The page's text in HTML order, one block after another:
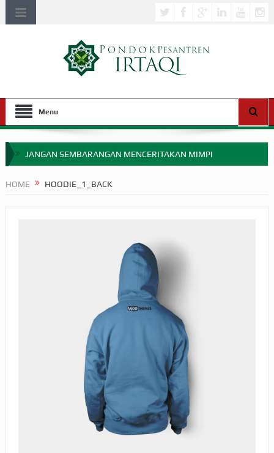
Menu
JANGAN SEMBARANGAN MENCERITAKAN MIMPI
HAKIKAT NIKMAT DI DUNIA!
BAGAIMANA CARA MEMBAYAR ZAKAT UANG?
UANG HARAM BISA MENJADI HALAL JIKA SEBAB
KEPEMILIKANNYA BERUBAH
ISTIDLAL BATIL VS ISTIDLAL SYAR’I
BAHASA CINTA KARENA ALLAH
HUKUM MEMBAYAR ZAKAT DENGAN CARA MENGANGSUR
HUKUM MEMBAYAR ZAKAT KEPADA KERABAT SENDIRI
HOME HOODIE_1_BACK